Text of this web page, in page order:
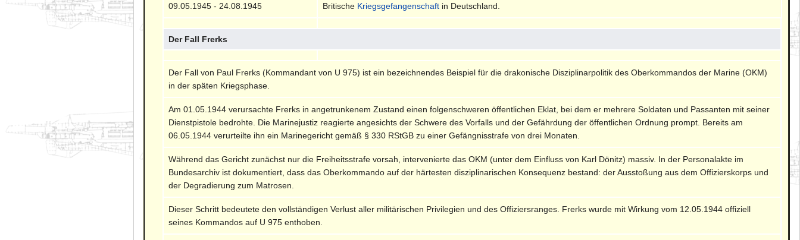
09.05.1945 - 24.08.1945 Britische Kriegsgefangenschaft in Deutschland.
Der Fall Frerks
Der Fall von Paul Frerks (Kommandant von U 975) ist ein bezeichnendes Beispiel für die drakonische Disziplinarpolitik des Oberkommandos der Marine (OKM)
in der späten Kriegsphase.
Am 01.05.1944 verursachte Frerks in angetrunkenem Zustand einen folgenschweren öffentlichen Eklat, bei dem er mehrere Soldaten und Passanten mit seiner
Dienstpistole bedrohte. Die Marinejustiz reagierte angesichts der Schwere des Vorfalls und der Gefährdung der öffentlichen Ordnung prompt. Bereits am
06.05.1944 verurteilte ihn ein Marinegericht gemäß § 330 RStGB zu einer Gefängnisstrafe von drei Monaten.
Während das Gericht zunächst nur die Freiheitsstrafe vorsah, intervenierte das OKM (unter dem Einfluss von Karl Dönitz) massiv. In der Personalakte im
Bundesarchiv ist dokumentiert, dass das Oberkommando auf der härtesten disziplinarischen Konsequenz bestand: der Ausstoßung aus dem Offizierskorps und
der Degradierung zum Matrosen.
Dieser Schritt bedeutete den vollständigen Verlust aller militärischen Privilegien und des Offiziersranges. Frerks wurde mit Wirkung vom 12.05.1944 offiziell
seines Kommandos auf U 975 enthoben.